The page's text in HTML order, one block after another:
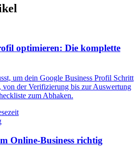
optimieren: Die komplette
um dein Google Business Profil Schritt
der Verifizierung bis zur Auswertung
zum Abhaken.
Online-Business richtig